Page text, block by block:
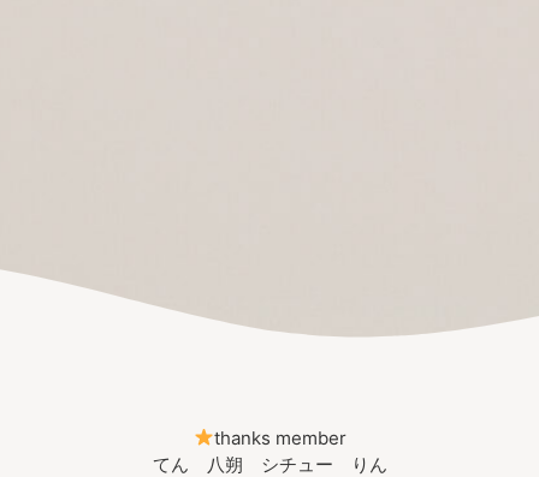
thanks member
てん 八朔 シチュー りん